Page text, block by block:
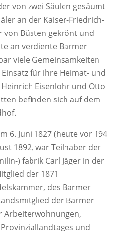
von zwei Säulen gesäumt
an der Kaiser-Friedrich-
von Büsten gekrönt und
an verdiente Barmer
viele Gemeinsamkeiten
für ihre Heimat- und
Eisenlohr und Otto
befinden sich auf dem
6. Juni 1827 (heute vor 194
1892, war Teilhaber der
) fabrik Carl Jäger in der
der 1871
des Barmer
der Barmer
Arbeiterwohnungen,
und